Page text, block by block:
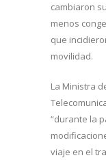
cambiaron
menos
que
movilidad.
La Ministra
“durante la
viaje en el